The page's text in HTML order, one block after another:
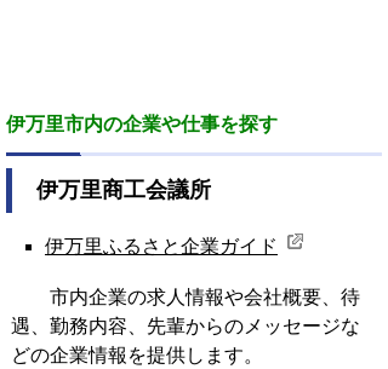
伊万里市内の企業や仕事を探す
伊万里商工会議所
伊万里ふるさと企業ガイド
市内企業の求人情報や会社概要、待
遇、勤務内容、先輩からのメッセージな
どの企業情報を提供します。